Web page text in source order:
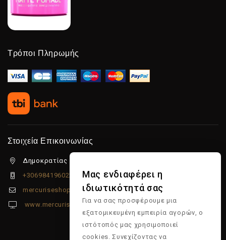
Τρόποι Πληρωμής
Στοιχεία Επικοινωνίας
Δημοκρατίας 5β Λιμένας Χερσονήσου, 70014
+306984196022
mercuriseshop@gmail.com
www.mercuriseshop.gr
Μας ενδιαφέρει η
ιδιωτικότητά σας
Για να σας προσφέρουμε μια
εξατομικευμένη εμπειρία αγορών, ο
ιστότοπός μας χρησιμοποιεί
cookies. Συνεχίζοντας να